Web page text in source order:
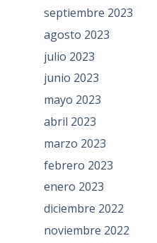
septiembre 2023
agosto 2023
julio 2023
junio 2023
mayo 2023
abril 2023
marzo 2023
febrero 2023
enero 2023
diciembre 2022
noviembre 2022